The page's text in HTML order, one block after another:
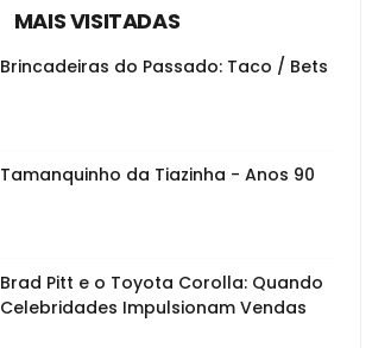
MAIS VISITADAS
Brincadeiras do Passado: Taco / Bets
Tamanquinho da Tiazinha - Anos 90
Brad Pitt e o Toyota Corolla: Quando
Celebridades Impulsionam Vendas